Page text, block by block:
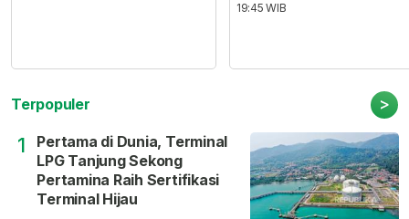
19:45 WIB
Terpopuler >
1
Pertama di Dunia, Terminal
LPG Tanjung Sekong
Pertamina Raih Sertifikasi
Terminal Hijau